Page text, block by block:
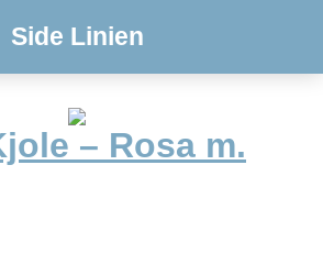
Side Linien
– Rosa m.